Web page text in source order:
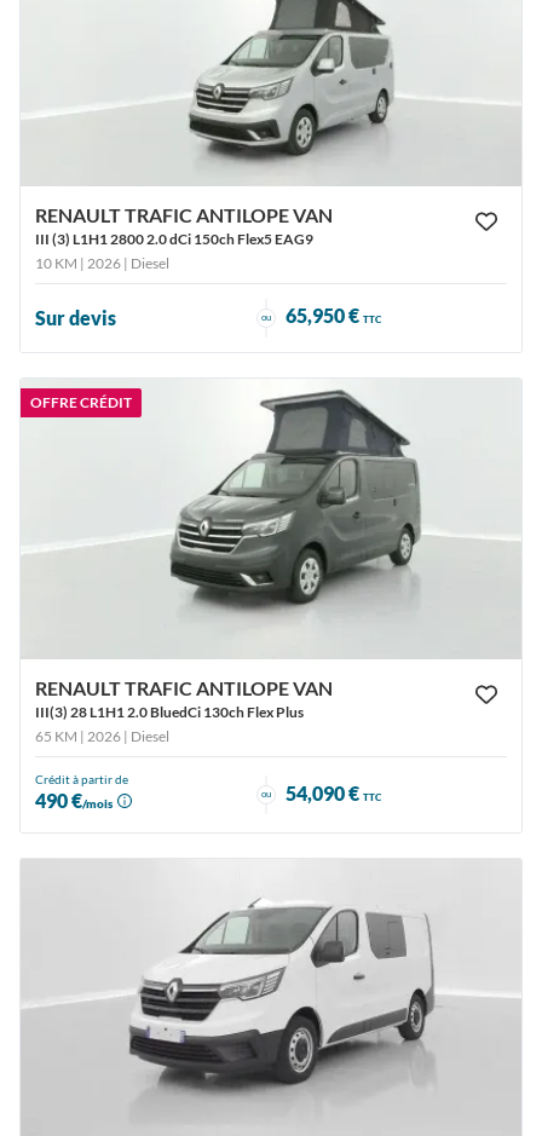
RENAULT TRAFIC ANTILOPE VAN
III (3) L1H1 2800 2.0 dCi 150ch Flex5 EAG9
10 KM | 2026 | Diesel
Sur devis ou 65,950 € TTC
OFFRE CRÉDIT
RENAULT TRAFIC ANTILOPE VAN
III(3) 28 L1H1 2.0 BluedCi 130ch Flex Plus
65 KM | 2026 | Diesel
Crédit à partir de
490 €/mois
ou 54,090 € TTC